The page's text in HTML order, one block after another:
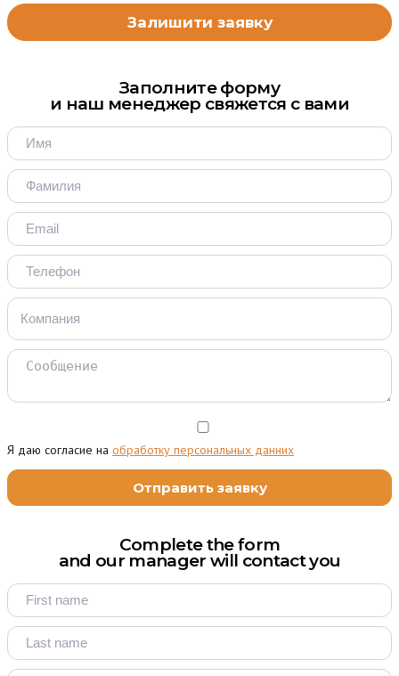
Заполните форму
и наш менеджер свяжется с вами
Я даю согласие на обработку персональных данних
Complete the form
and our manager will contact you